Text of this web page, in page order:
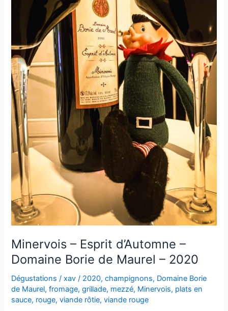
Minervois – Esprit d’Automne –
Domaine Borie de Maurel – 2020
Dégustations /xav/ 2020,champignons, Domaine Borie
de Maurel,fromage,grillade, mezzé, Minervois, plats en
sauce, rouge,viande rôtie,viande rouge